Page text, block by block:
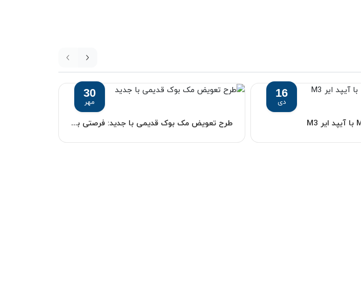
16
دی
30
مهر
طرح تعویض مک بوک قدیمی با جدید: فرصتی برای ارتقاء قدرت و عملکرد دستگاه شما